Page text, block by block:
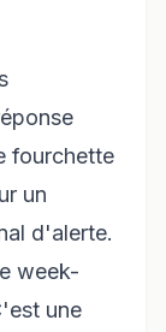
fourchette
un
d'alerte.
week-
une